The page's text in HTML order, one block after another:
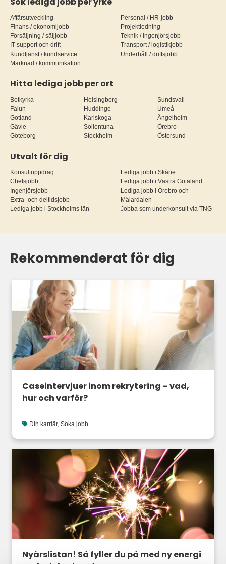
Affärsutveckling
Finans / ekonomijobb
Försäljning / säljjobb
IT-support och drift
Kundtjänst / kundservice
Marknad / kommunikation
Personal / HR-jobb
Projektledning
Teknik / Ingenjörsjobb
Transport / logistikjobb
Underhåll / driftsjobb
Hitta lediga jobb per ort
Botkyrka
Falun
Gotland
Gävle
Göteborg
Helsingborg
Huddinge
Karlskoga
Sollentuna
Stockholm
Sundsvall
Umeå
Ängelholm
Örebro
Östersund
Utvalt för dig
Konsultuppdrag
Chefsjobb
Ingenjörsjobb
Extra- och deltidsjobb
Lediga jobb i Stockholms län
Lediga jobb i Skåne
Lediga jobb i Västra Götaland
Lediga jobb i Örebro och
Mälardalen
Jobba som underkonsult via TNG
Rekommenderat för dig
Caseintervjuer inom rekrytering – vad,
hur och varför?
Din karriär, Söka jobb
Nyårslistan! Så fyller du på med ny energi